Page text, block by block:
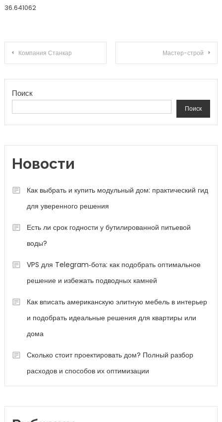
36.641062
Навигация по записям
Компания Станкар Мастер-строй
Поиск
Поиск
Новости
Как выбрать и купить модульный дом: практический гид
для уверенного решения
Есть ли срок годности у бутилированной питьевой
воды?
VPS для Telegram‑бота: как подобрать оптимальное
решение и избежать подводных камней
Как вписать американскую элитную мебель в интерьер
и подобрать идеальные решения для квартиры или
дома
Сколько стоит проектировать дом? Полный разбор
расходов и способов их оптимизации